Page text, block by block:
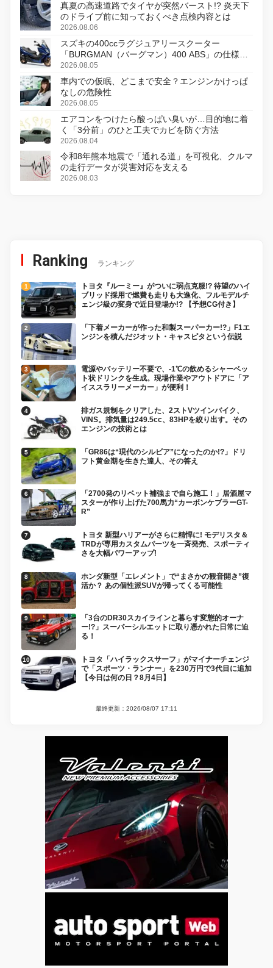
真夏の高速道路でタイヤが突然バースト!? 炎天下
のドライブ前に知っておくべき点検内容とは
2026.08.06
スズキの400ccラグジュアリースクーター
「BURGMAN（バーグマン）400 ABS」の仕様を
変更し、8月18日に発売
2026.08.05
車内での仮眠、どこまで安全？エンジンかけっぱ
なしの危険性
2026.08.05
エアコンをつけたら酸っぱい臭いが…目的地に着
く「3分前」のひと工夫でカビを防ぐ方法
2026.08.04
令和8年熊本地震で「通れる道」を可視化、クルマ
の走行データが災害対応を支える
2026.08.03
Ranking ランキング
トヨタ『ルーミー』がついに弱点克服!? 待望のハイ
ブリッド採用で燃費も走りも大進化、フルモデルチ
ェンジ級の変身で近日登場か!? 【予想CG付き】
「下着メーカーが作った和製スーパーカー!?」F1エ
ンジンを積んだジオット・キャスピタという伝説
電源やバッテリー不要で、-1℃の飲めるシャーベッ
ト状ドリンクを生成。現場作業やアウトドアに「ア
イススラリーメーカー」が便利！
排ガス規制をクリアした、2ストVツインバイク、
VINS。排気量は249.5cc、83HPを絞り出す。その
エンジンの技術とは
「GR86は“現代のシルビア”になったのか!?」ドリ
フト黄金期を生きた達人、その答え
「2700発のリベット補強まで自ら施工！」居酒屋マ
スターが作り上げた700馬力“カーボンケブラーGT-
R”
トヨタ 新型ハリアーがさらに精悍に! モデリスタ＆
TRDが専用カスタムパーツを一斉発売、スポーティ
さを大幅パワーアップ!
ホンダ新型「エレメント」で“まさかの観音開き”復
活か？ あの個性派SUVが帰ってくる可能性
「3台のDR30スカイラインと暮らす変態的オーナ
ー!?」スーパーシルエットに取り憑かれた日常に迫
る！
トヨタ「ハイラックスサーフ」がマイナーチェンジ
で「スポーツ・ランナー」を230万円で3代目に追加
【今日は何の日？8月4日】
最終更新：2026/08/07 17:11